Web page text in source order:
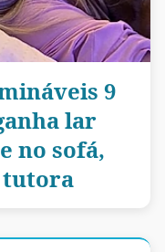
9
lar
no sofá,
tutora